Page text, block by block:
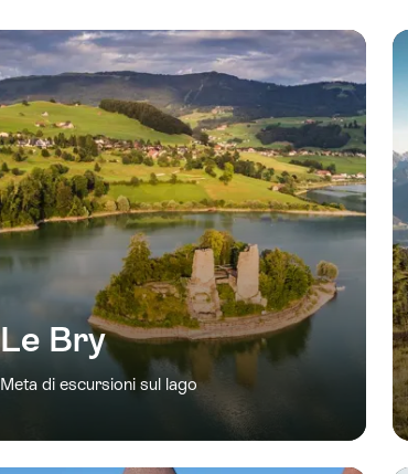
Le Bry
Meta di escursioni sul lago